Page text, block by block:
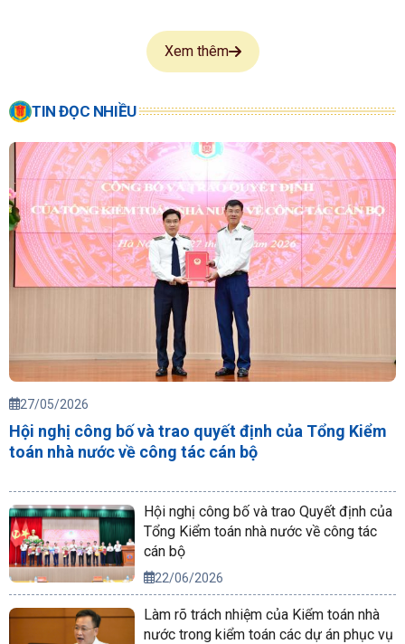
Xem thêm
TIN ĐỌC NHIỀU
27/05/2026
Hội nghị công bố và trao quyết định của Tổng Kiểm
toán nhà nước về công tác cán bộ
Hội nghị công bố và trao Quyết định của
Tổng Kiểm toán nhà nước về công tác
cán bộ
22/06/2026
Làm rõ trách nhiệm của Kiểm toán nhà
nước trong kiểm toán các dự án phục vụ